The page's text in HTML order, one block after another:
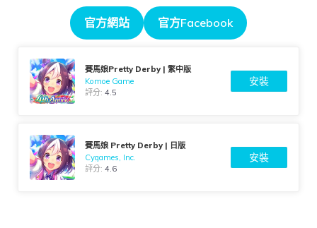
官方網站 官方Facebook
賽馬娘Pretty Derby | 繁中版
Komoe Game
評分:4.5
安裝
賽馬娘 Pretty Derby | 日版
Cygames, Inc.
評分:4.6
安裝